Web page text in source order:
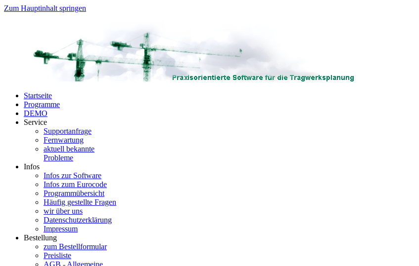
Zum Hauptinhalt springen
Startseite
Programme
DEMO
Service
Supportanfrage
Fernwartung
aktuell bekannte
Probleme
Infos
Infos zur Software
Infos zum Eurocode
Programmübersicht
Häufig gestellte Fragen
wir über uns
Datenschutzerklärung
Impressum
Bestellung
zum Bestellformular
Preisliste
AGB - Allgemeine